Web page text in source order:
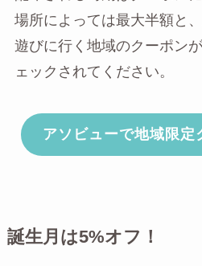
場所によっては最大半額と
遊びに行く地域のクーポン
ェックされてください。
アソビューで地域限定
誕生月は5%オフ！